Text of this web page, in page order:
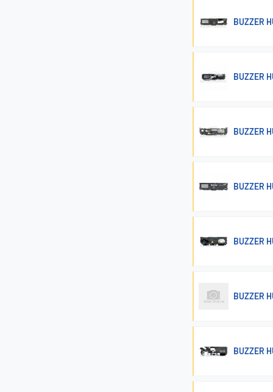
BUZZER
BUZZER
BUZZER
BUZZER
BUZZER
BUZZER
BUZZER